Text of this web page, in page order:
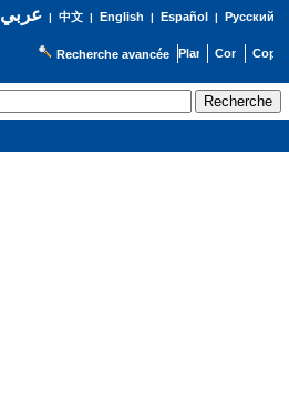
عربي| 中文| English | Español | Русский
Recherche avancée